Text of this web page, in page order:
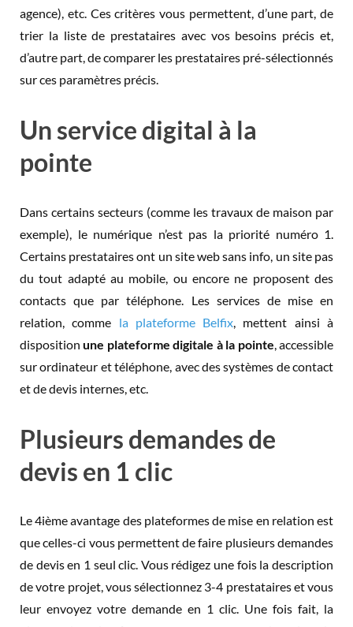
agence), etc. Ces critères vous permettent, d’une part, de
trier la liste de prestataires avec vos besoins précis et,
d’autre part, de comparer les prestataires pré-sélectionnés
sur ces paramètres précis.
Un service digital à la
pointe
Dans certains secteurs (comme les travaux de maison par
exemple), le numérique n’est pas la priorité numéro 1.
Certains prestataires ont un site web sans info, un site pas
du tout adapté au mobile, ou encore ne proposent des
contacts que par téléphone. Les services de mise en
relation, comme la plateforme Belfix , mettent ainsi à
dispositionune plateforme digitale à la pointe , accessible
sur ordinateur et téléphone, avec des systèmes de contact
et de devis internes, etc.
Plusieurs demandes de
devis en 1 clic
Le 4ième avantage des plateformes de mise en relation est
que celles-ci vous permettent de faire plusieurs demandes
de devis en 1 seul clic. Vous rédigez une fois la description
de votre projet, vous sélectionnez 3-4 prestataires et vous
leur envoyez votre demande en 1 clic. Une fois fait, la